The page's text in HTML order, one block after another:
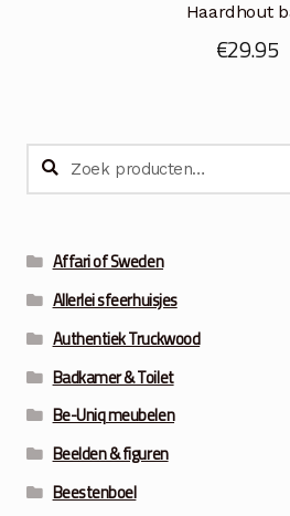
Haardhout
€29.95
Zoeken
naar:
Zoeken
Affari of Sweden
Allerlei sfeerhuisjes
Authentiek Truckwood
Badkamer & Toilet
Be-Uniq meubelen
Beelden & figuren
Beestenboel